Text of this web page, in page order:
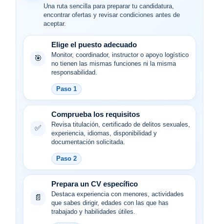
Una ruta sencilla para preparar tu candidatura,
encontrar ofertas y revisar condiciones antes de
aceptar.
🎯
Elige el puesto adecuado
Monitor, coordinador, instructor o apoyo logístico
no tienen las mismas funciones ni la misma
responsabilidad.
Paso 1
✅
Comprueba los requisitos
Revisa titulación, certificado de delitos sexuales,
experiencia, idiomas, disponibilidad y
documentación solicitada.
Paso 2
📄
Prepara un CV específico
Destaca experiencia con menores, actividades
que sabes dirigir, edades con las que has
trabajado y habilidades útiles.